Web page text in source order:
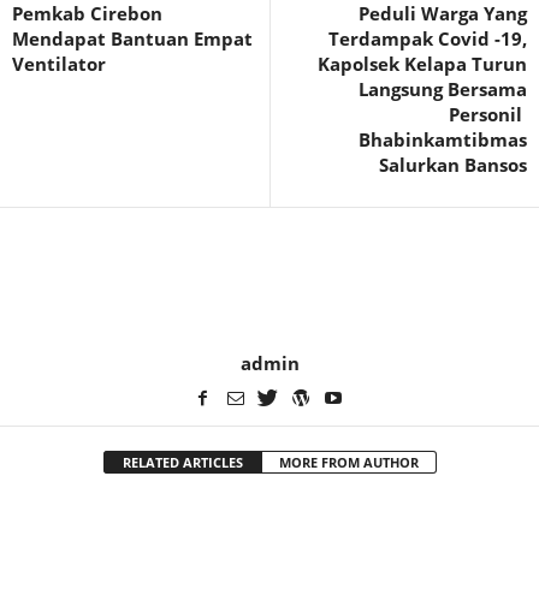
Pemkab Cirebon
Mendapat Bantuan Empat
Ventilator
Peduli Warga Yang
Terdampak Covid -19,
Kapolsek Kelapa Turun
Langsung Bersama
Personil
Bhabinkamtibmas
Salurkan Bansos
admin
RELATED ARTICLES MORE FROM AUTHOR